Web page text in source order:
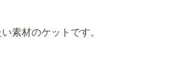
素材のケットです。